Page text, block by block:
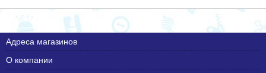
Адреса магазинов
О компании